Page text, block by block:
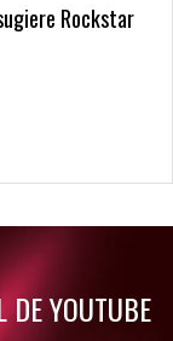
Rockstar
Evil 9
DE YOUTUBE